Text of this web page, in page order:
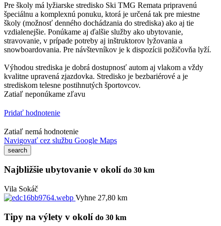
Pre školy má lyžiarske stredisko Ski TMG Remata pripravenú
špeciálnu a komplexnú ponuku, ktorá je určená tak pre miestne
školy (možnosť denného dochádzania do strediska) ako aj tie
vzdialenejšie. Ponúkame aj ďalšie služby ako ubytovanie,
stravovanie, v prípade potreby aj inštruktorov lyžovania a
snowboardovania. Pre návštevníkov je k dispozícii požičovňa lyží.
Výhodou strediska je dobrá dostupnosť autom aj vlakom a vždy
kvalitne upravená zjazdovka. Stredisko je bezbariérové a je
strediskom telesne postihnutých športovcov.
Zatiaľ neponúkame zľavu
Pridať hodnotenie
Zatiaľ nemá hodnotenie
Navigovať cez službu Google Maps
Najbližšie ubytovanie v okolí do 30 km
Vila Sokáč
Vyhne 27,80 km
Tipy na výlety v okolí do 30 km